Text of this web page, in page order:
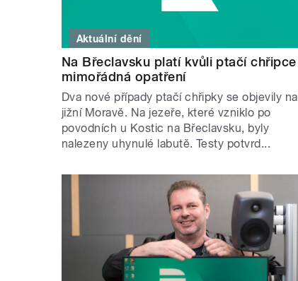
Aktuální dění
Na Břeclavsku platí kvůli ptačí chřipce
mimořádná opatření
Dva nové případy ptačí chřipky se objevily na
jižní Moravě. Na jezeře, které vzniklo po
povodních u Kostic na Břeclavsku, byly
nalezeny uhynulé labutě. Testy potvrd...